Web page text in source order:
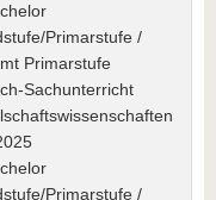
Primarstufe /
Primarstufe
Sachunterricht
Primarstufe /